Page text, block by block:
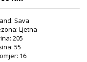
Sava
Ljetna
205
55
16